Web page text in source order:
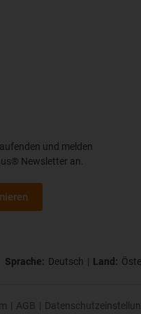
und melden
Newsletter an.
Sprache: Deutsch | Land:
| AGB |